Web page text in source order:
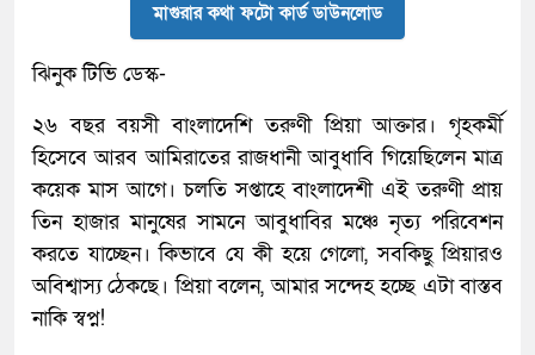
মাগুরার কথা ফটো কার্ড ডাউনলোড
ঝিনুক টিভি ডেস্ক-
২৬ বছর বয়সী বাংলাদেশি তরুণী প্রিয়া আক্তার। গৃহকর্মী
হিসেবে আরব আমিরাতের রাজধানী আবুধাবি গিয়েছিলেন মাত্র
কয়েক মাস আগে। চলতি সপ্তাহে বাংলাদেশী এই তরুণী প্রায়
তিন হাজার মানুষের সামনে আবুধাবির মঞ্চে নৃত্য পরিবেশন
করতে যাচ্ছেন। কিভাবে যে কী হয়ে গেলো, সবকিছু প্রিয়ারও
অবিশ্বাস্য ঠেকছে। প্রিয়া বলেন, আমার সন্দেহ হচ্ছে এটা বাস্তব
নাকি স্বপ্ন!